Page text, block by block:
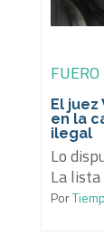
El
en la
ilegal
Lo
La
Por